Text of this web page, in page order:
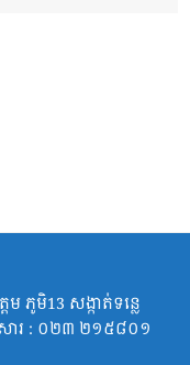
ភូមិ13 សង្កាត់ទន្លេ
សារ : ០២៣ ២១៥៨០១